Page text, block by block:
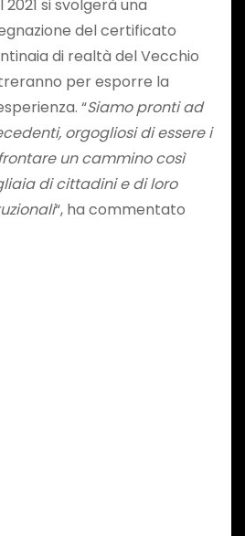
si svolgerà una
del certificato
di realtà del Vecchio
per esporre la
“Siamo pronti ad
orgogliosi di essere i
un cammino così
di cittadini e di loro
“, ha commentato